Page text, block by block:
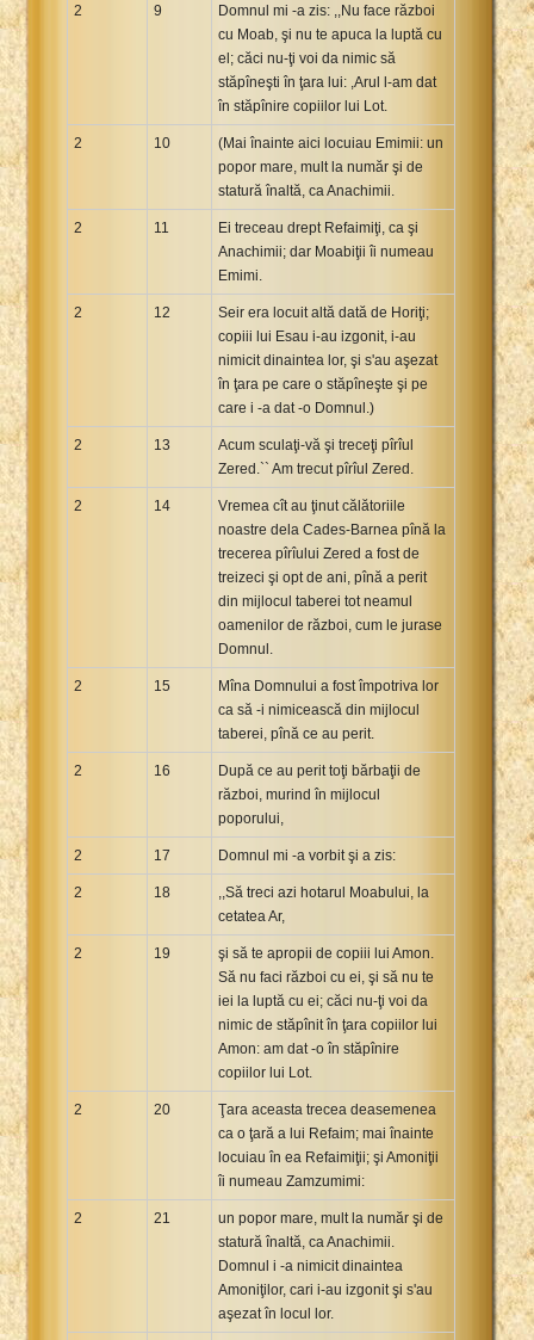
2 9
Domnul mi -a zis: ,,Nu face război
cu Moab, şi nu te apuca la luptă cu
el; căci nu-ţi voi da nimic să
stăpîneşti în ţara lui: ,Arul l-am dat
în stăpînire copiilor lui Lot.
2 10
(Mai înainte aici locuiau Emimii: un
popor mare, mult la număr şi de
statură înaltă, ca Anachimii.
2 11
Ei treceau drept Refaimiţi, ca şi
Anachimii; dar Moabiţii îi numeau
Emimi.
2 12
Seir era locuit altă dată de Horiţi;
copiii lui Esau i-au izgonit, i-au
nimicit dinaintea lor, şi s'au aşezat
în ţara pe care o stăpîneşte şi pe
care i -a dat -o Domnul.)
2 13
Acum sculaţi-vă şi treceţi pîrîul
Zered.`` Am trecut pîrîul Zered.
2 14
Vremea cît au ţinut călătoriile
noastre dela Cades-Barnea pînă la
trecerea pîrîului Zered a fost de
treizeci şi opt de ani, pînă a perit
din mijlocul taberei tot neamul
oamenilor de război, cum le jurase
Domnul.
2 15
Mîna Domnului a fost împotriva lor
ca să -i nimicească din mijlocul
taberei, pînă ce au perit.
2 16
După ce au perit toţi bărbaţii de
război, murind în mijlocul
poporului,
2 17 Domnul mi -a vorbit şi a zis:
2 18
,,Să treci azi hotarul Moabului, la
cetatea Ar,
2 19
şi să te apropii de copiii lui Amon.
Să nu faci război cu ei, şi să nu te
iei la luptă cu ei; căci nu-ţi voi da
nimic de stăpînit în ţara copiilor lui
Amon: am dat -o în stăpînire
copiilor lui Lot.
2 20
Ţara aceasta trecea deasemenea
ca o ţară a lui Refaim; mai înainte
locuiau în ea Refaimiţii; şi Amoniţii
îi numeau Zamzumimi:
2 21
un popor mare, mult la număr şi de
statură înaltă, ca Anachimii.
Domnul i -a nimicit dinaintea
Amoniţilor, cari i-au izgonit şi s'au
aşezat în locul lor.